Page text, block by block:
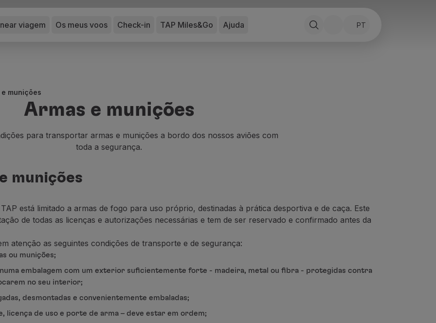
viagem Os meus voos Check-in TAP Miles&Go Ajuda PT
e munições
Armas e munições
para transportar armas e munições a bordo dos nossos aviões com
toda a segurança.
munições
TAP está limitado a armas de fogo para uso próprio, destinadas à prática desportiva e de caça. Este
de todas as licenças e autorizações necessárias e tem de ser reservado e confirmado antes da
atenção as seguintes condições de transporte e de segurança:
ou munições;
embalagem com um exterior suficientemente forte - madeira, metal ou fibra - protegidas contra
no seu interior;
desmontadas e convenientemente embaladas;
licença de uso e porte de arma – deve estar em ordem;